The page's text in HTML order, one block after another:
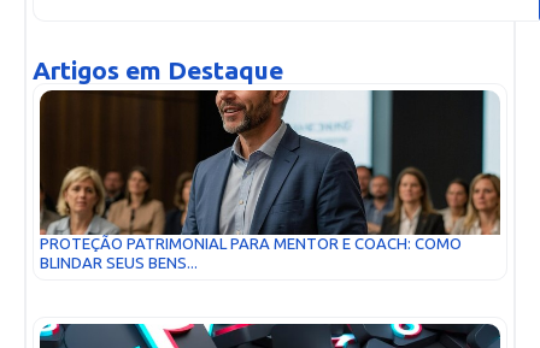
Artigos em Destaque
PROTEÇÃO PATRIMONIAL PARA MENTOR E COACH: COMO
BLINDAR SEUS BENS...